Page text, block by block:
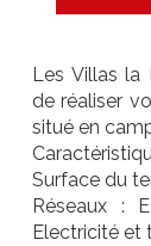
Les Villas la
de réaliser
situé en
Surface du
Réseaux :
Electricité et